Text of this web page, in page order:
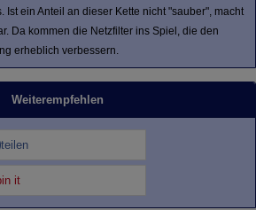
Ist ein Anteil an dieser Kette nicht "sauber", macht
Da kommen die Netzfilter ins Spiel, die den
erheblich verbessern.
Weiterempfehlen
teilen
it